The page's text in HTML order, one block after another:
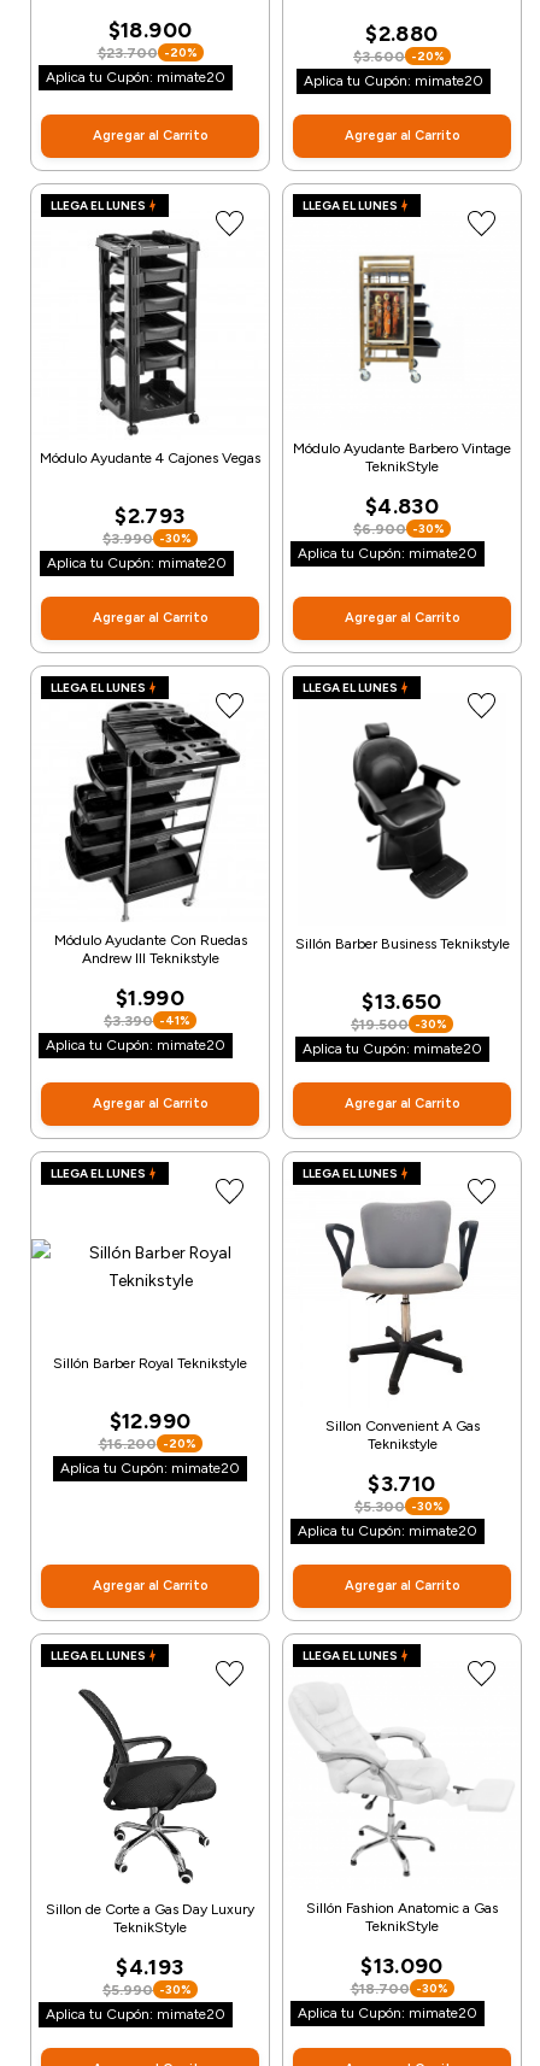
$18.900
$23.700 -20%
Aplica tu Cupón: mimate20
Agregar al Carrito
$2.880
$3.600 -20%
Aplica tu Cupón: mimate20
Agregar al Carrito
LLEGA EL LUNES
Módulo Ayudante 4 Cajones Vegas
$2.793
$3.990 -30%
Aplica tu Cupón: mimate20
Agregar al Carrito
LLEGA EL LUNES
Módulo Ayudante Barbero Vintage
TeknikStyle
$4.830
$6.900 -30%
Aplica tu Cupón: mimate20
Agregar al Carrito
LLEGA EL LUNES
Módulo Ayudante Con Ruedas
Andrew III Teknikstyle
$1.990
$3.390 -41%
Aplica tu Cupón: mimate20
Agregar al Carrito
LLEGA EL LUNES
Sillón Barber Business Teknikstyle
$13.650
$19.500 -30%
Aplica tu Cupón: mimate20
Agregar al Carrito
LLEGA EL LUNES
Sillón Barber Royal Teknikstyle
$12.990
$16.200 -20%
Aplica tu Cupón: mimate20
Agregar al Carrito
LLEGA EL LUNES
Sillon Convenient A Gas
Teknikstyle
$3.710
$5.300 -30%
Aplica tu Cupón: mimate20
Agregar al Carrito
LLEGA EL LUNES
Sillon de Corte a Gas Day Luxury
TeknikStyle
$4.193
$5.990 -30%
Aplica tu Cupón: mimate20
LLEGA EL LUNES
Sillón Fashion Anatomic a Gas
TeknikStyle
$13.090
$18.700 -30%
Aplica tu Cupón: mimate20